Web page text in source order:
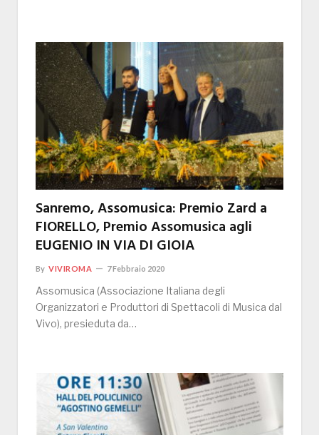
Sanremo, Assomusica: Premio Zard a
FIORELLO, Premio Assomusica agli
EUGENIO IN VIA DI GIOIA
By VIVIROMA 7 Febbraio 2020
Assomusica (Associazione Italiana degli
Organizzatori e Produttori di Spettacoli di Musica dal
Vivo), presieduta da…